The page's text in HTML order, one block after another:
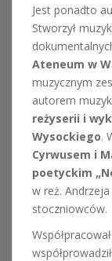
Jest ponadto
Stworzył
Ateneum w
muzycznym
autorem
reżyserii i
Wysockiego.
Cyrwusem i
poetyckim
w reż.
stoczniowców.